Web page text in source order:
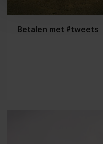
Betalen met #tweets